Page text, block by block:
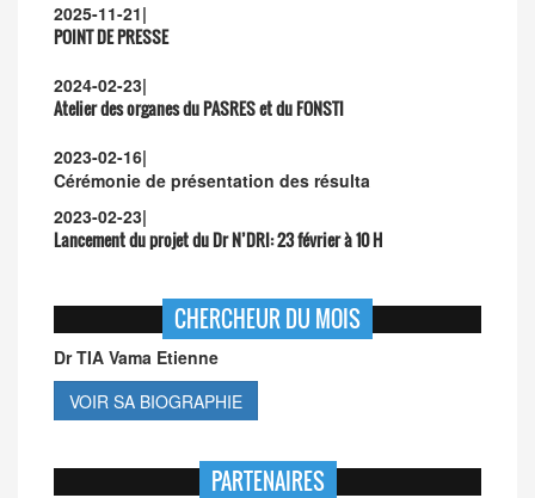
2025-11-21|
POINT DE PRESSE
2024-02-23|
Atelier des organes du PASRES et du FONSTI
2023-02-16|
Cérémonie de présentation des résulta
2023-02-23|
Lancement du projet du Dr N’DRI:23 février à 10 H
CHERCHEUR DU MOIS
Dr TIA Vama Etienne
VOIR SA BIOGRAPHIE
PARTENAIRES